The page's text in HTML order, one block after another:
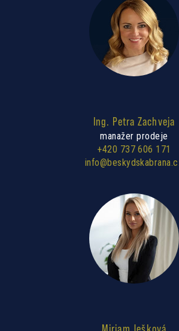
Ing. Petra Zachveja
manažer prodeje
+420 737 606 171